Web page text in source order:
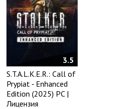
3.5
S.T.A.L.K.E.R.: Call of
Prypiat - Enhanced
Edition (2025) PC |
Лицензия